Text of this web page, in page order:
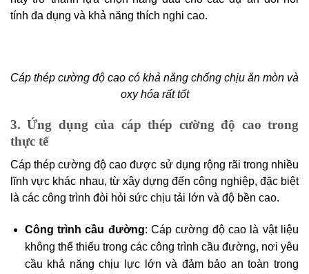
tính đa dụng và khả năng thích nghi cao.
Cáp thép cường độ cao có khả năng chống chịu ăn mòn và
oxy hóa rất tốt
3. Ứng dụng của cáp thép cường độ cao trong
thực tế
Cáp thép cường độ cao được sử dụng rộng rãi trong nhiều
lĩnh vực khác nhau, từ xây dựng đến công nghiệp, đặc biệt
là các công trình đòi hỏi sức chịu tải lớn và độ bền cao.
Công trình cầu đường: Cáp cường độ cao là vật liệu
không thể thiếu trong các công trình cầu đường, nơi yêu
cầu khả năng chịu lực lớn và đảm bảo an toàn trong